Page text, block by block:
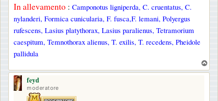
i
o
In allevamento : Camponotus ligniperda, C. cruentatus, C.
nylanderi, Formica cunicularia, F. fusca,F. lemani, Polyergus
rufescens, Lasius platythorax, Lasius paralienus, Tetramorium
caespitum, Temnothorax alienus, T. exilis, T. recedens, Pheidole
pallidula
o
feyd
moderatore